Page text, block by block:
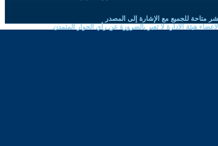
متاحة للجميع مع الإشارة إلى المصدر
هيئة الادارة لا تعبر بالضرورة عن رأي الحوار المتمدن